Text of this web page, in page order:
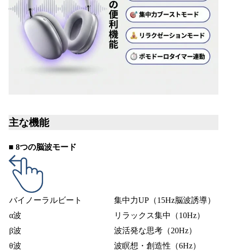
主な機能
■ 8つの脳波モード
バイノーラルビート
集中力UP（15Hz脳波誘導）
α波
リラックス集中（10Hz）
β波
波活発な思考（20Hz）
θ波
波瞑想・創造性（6Hz）